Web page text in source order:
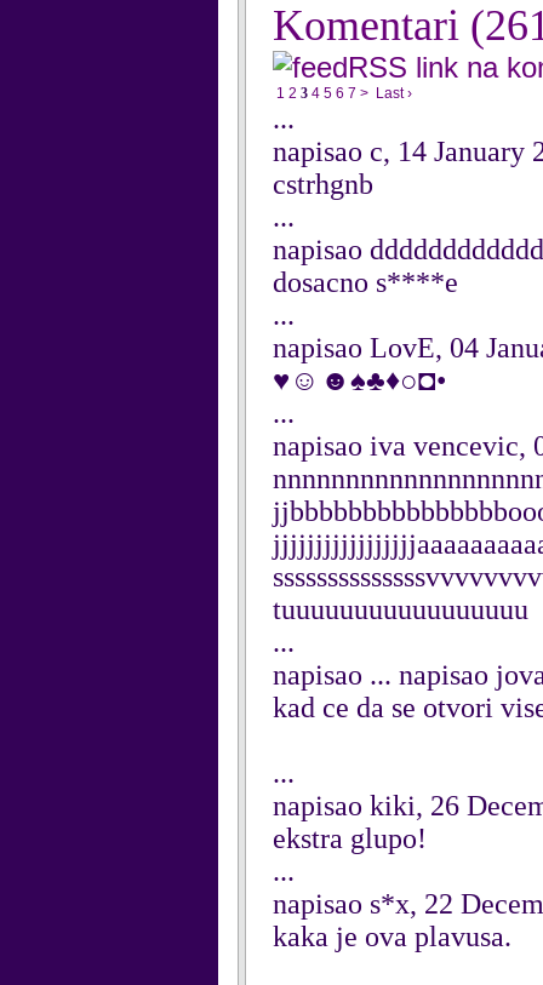
Komentari
RSS link na
1 2 3 4 5 6 7 > Last ›
...
napisao c, 14 January
cstrhgnb
...
napisao
dosacno s****e
...
napisao LovE, 04
♥☺☻♠♣♦○◘•
...
napisao iva vencevic,
tuuuuuuuuuuuuuuuuu
...
napisao ... napisao
kad ce da se otvori
...
napisao kiki, 26
ekstra glupo!
...
napisao s*x, 22
kaka je ova plavusa.